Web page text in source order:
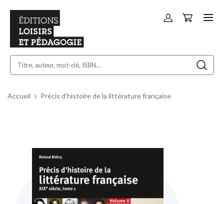
Allez
Panier
Accueil Précis d’histoire de la littérature française
the
end
the